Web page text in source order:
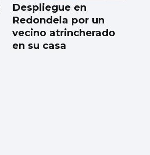
Despliegue en
Redondela por un
vecino atrincherado
en su casa